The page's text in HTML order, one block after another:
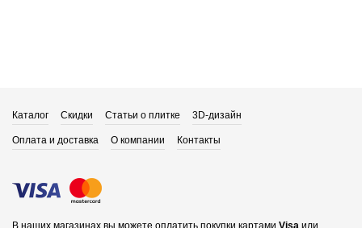
Каталог Скидки Статьи о плитке 3D-дизайн
Оплата и доставка О компании Контакты